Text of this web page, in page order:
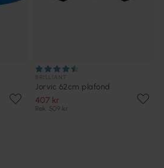
Jorvic 62cm plafond
407 kr
Rek. 509 kr